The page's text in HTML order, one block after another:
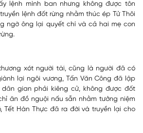
lệnh mình ban nhưng không được tôn
lệnh đốt rừng nhằm thúc ép Tử Thôi
ngờ ông lại quyết chí và cả hai mẹ con
xót người tài, cũng là người đã có
lại ngôi vương, Tấn Văn Công đã lập
gian phải kiêng cử, không được đốt
ăn đồ nguội nấu sẵn nhằm tưởng niệm
Tết Hàn Thực đã ra đời và truyền lại cho